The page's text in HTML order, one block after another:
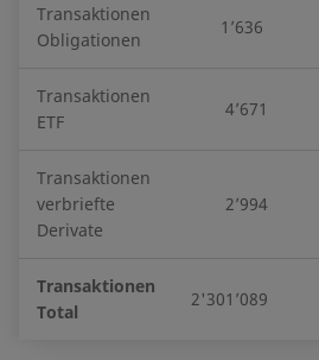
Transaktionen
Obligationen
1’636
Transaktionen
ETF
4’671
Transaktionen
verbriefte
Derivate
2’994
Transaktionen
Total
2'301’089